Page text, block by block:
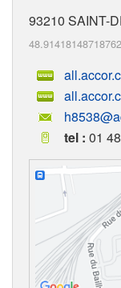
93210 SAINT-
tel : 01